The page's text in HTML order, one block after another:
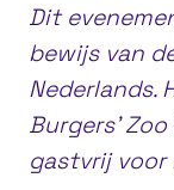
Dit
bewijs van
Nederlands.
Burgers’
gastvrij voor